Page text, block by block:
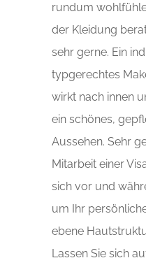
rundum
der Kleidung
sehr gerne. Ein
typgerechtes
wirkt nach innen
ein schönes,
Aussehen. Sehr
Mitarbeit einer
sich vor und
um Ihr
ebene
Lassen Sie sich